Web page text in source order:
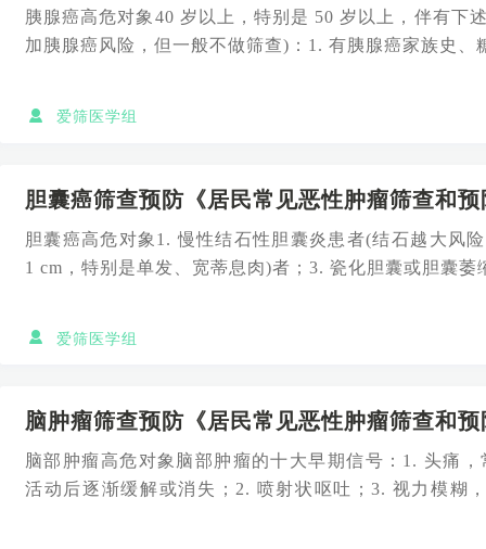
胰腺癌高危对象40 岁以上，特别是 50 岁以上，伴有下
加胰腺癌风险，但一般不做筛查)：1. 有胰腺癌家族史、
爱筛医学组
胆囊癌筛查预防《居民常见恶性肿瘤筛查和
胆囊癌高危对象1. 慢性结石性胆囊炎患者(结石越大风
1 cm，特别是单发、宽蒂息肉)者；3. 瓷化胆囊或胆囊
爱筛医学组
脑肿瘤筛查预防《居民常见恶性肿瘤筛查和
脑部肿瘤高危对象脑部肿瘤的十大早期信号：1. 头痛
活动后逐渐缓解或消失；2. 喷射状呕吐；3. 视力模糊